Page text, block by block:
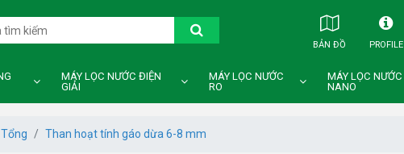
BẢN ĐỒ PROFILE
MÁY LỌC NƯỚC ĐIỆN
GIẢI
MÁY LỌC NƯỚC
RO
MÁY LỌC NƯỚC
NANO
Than hoạt tính gáo dừa 6-8 mm